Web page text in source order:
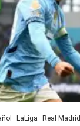
LaLiga Real Madrid